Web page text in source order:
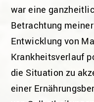
war eine
Betrachtung
Entwicklung von
Krankheitsverlauf
die Situation zu
einer